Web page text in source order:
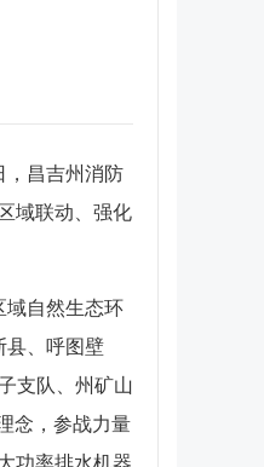
，昌吉州消防
域联动、强化
域自然生态环
县、呼图壁
支队、州矿山
念，参战力量
功率排水机器